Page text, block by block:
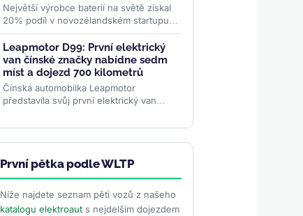
Největší výrobce baterií na světě získal
20% podíl v novozélandském startupu,
který vyrábí bateriový grafit z dřevních
zbytků....>>
Leapmotor D99: První elektrický
van čínské značky nabídne sedm
míst a dojezd 700 kilometrů
Čínská automobilka Leapmotor
představila svůj první elektrický van
architekturu, baterii CATL o...>>
První pětka podle WLTP
Níže najdete seznam pěti vozů z našeho
katalogu elektroauts nejdelším dojezdem